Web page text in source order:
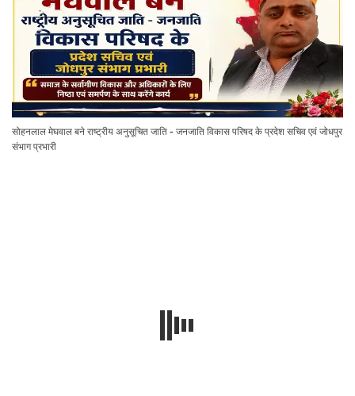
सोहनलाल मेघवाल बने राष्ट्रीय अनुसूचित जाति - जनजाति विकास परिषद के प्रदेश सचिव एवं जोधपुर
संभाग प्रभारी